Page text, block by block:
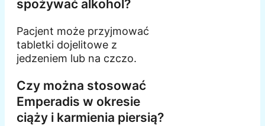
spożywać alkohol?
Pacjent może przyjmować
tabletki dojelitowe z
jedzeniem lub na czczo.
Czy można stosować
Emperadis w okresie
ciąży i karmienia piersią?